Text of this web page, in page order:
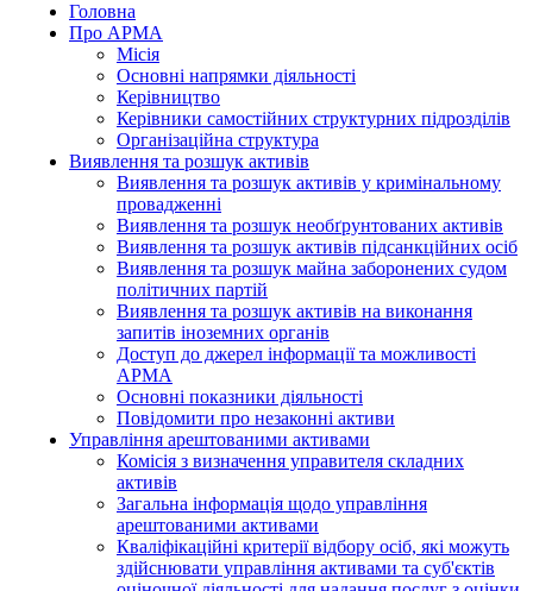
Головна
Про АРМА
Місія
Основні напрямки діяльності
Керівництво
Керівники самостійних структурних підрозділів
Організаційна структура
Виявлення та розшук активів
Виявлення та розшук активів у кримінальному
провадженні
Виявлення та розшук необґрунтованих активів
Виявлення та розшук активів підсанкційних осіб
Виявлення та розшук майна заборонених судом
політичних партій
Виявлення та розшук активів на виконання
запитів іноземних органів
Доступ до джерел інформації та можливості
АРМА
Основні показники діяльності
Повідомити про незаконні активи
Управління арештованими активами
Комісія з визначення управителя складних
активів
Загальна інформація щодо управління
арештованими активами
Кваліфікаційні критерії відбору осіб, які можуть
здiйснювати управління активами та суб'єктів